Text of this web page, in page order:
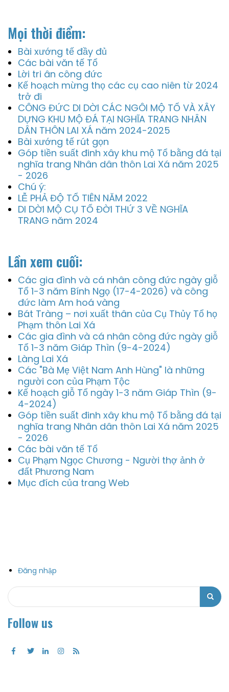
Mọi thời điểm:
Bài xướng tế đầy đủ
Các bài văn tế Tổ
Lời tri ân công đức
Kế hoạch mừng thọ các cụ cao niên từ 2024
trở đi
CÔNG ĐỨC DI DỜI CÁC NGÔI MỘ TỔ VÀ XÂY
DỰNG KHU MỘ ĐÁ TẠI NGHĨA TRANG NHÂN
DÂN THÔN LAI XÁ năm 2024-2025
Bài xướng tế rút gọn
Góp tiền suất đinh xây khu mộ Tổ bằng đá tại
nghĩa trang Nhân dân thôn Lai Xá năm 2025
- 2026
Chú ý:
LỄ PHẢ ĐỘ TỔ TIÊN NĂM 2022
DI DỜI MỘ CỤ TỔ ĐỜI THỨ 3 VỀ NGHĨA
TRANG năm 2024
Lần xem cuối:
Các gia đình và cá nhân công đức ngày giỗ
Tổ 1-3 năm Bính Ngọ (17-4-2026) và công
đức làm Am hoá vàng
Bát Tràng – nơi xuất thân của Cụ Thủy Tổ họ
Phạm thôn Lai Xá
Các gia đình và cá nhân công đức ngày giỗ
Tổ 1-3 năm Giáp Thìn (9-4-2024)
Làng Lai Xá
Các "Bà Mẹ Việt Nam Anh Hùng" là những
người con của Phạm Tộc
Kế hoạch giỗ Tổ ngày 1-3 năm Giáp Thìn (9-
4-2024)
Góp tiền suất đinh xây khu mộ Tổ bằng đá tại
nghĩa trang Nhân dân thôn Lai Xá năm 2025
- 2026
Các bài văn tế Tổ
Cụ Phạm Ngọc Chương - Người thợ ảnh ở
đất Phương Nam
Mục đích của trang Web
Đăng nhập
Search
Search
Follow us